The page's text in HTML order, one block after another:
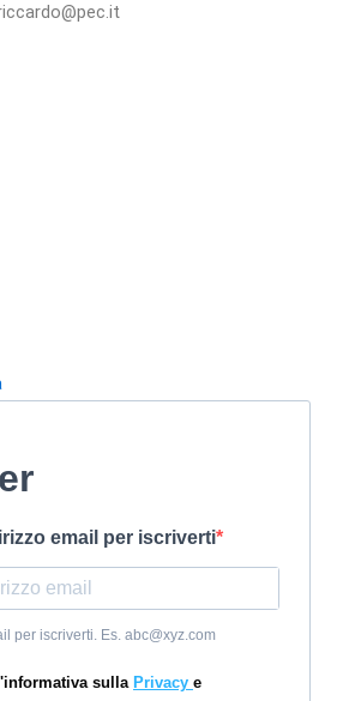
email per iscriverti
per iscriverti. Es. abc@xyz.com
sulla Privacy e